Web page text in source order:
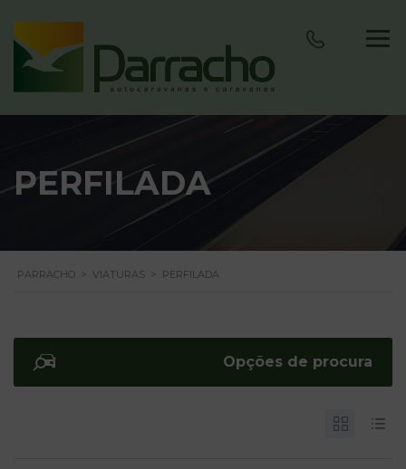
PERFILADA
PARRACHO > VIATURAS > PERFILADA
Opções de procura